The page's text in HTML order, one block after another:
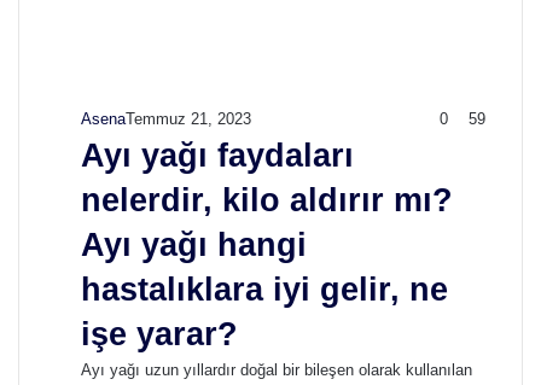
AsenaTemmuz 21, 2023 0 59
Ayı yağı faydaları
nelerdir, kilo aldırır mı?
Ayı yağı hangi
hastalıklara iyi gelir, ne
işe yarar?
Ayı yağı uzun yıllardır doğal bir bileşen olarak kullanılan